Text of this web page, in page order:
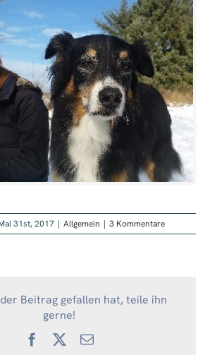
31st, 2017 | Allgemein | 3 Kommentare
Beitrag gefallen hat, teile ihn
gerne!
Facebook
X
E-